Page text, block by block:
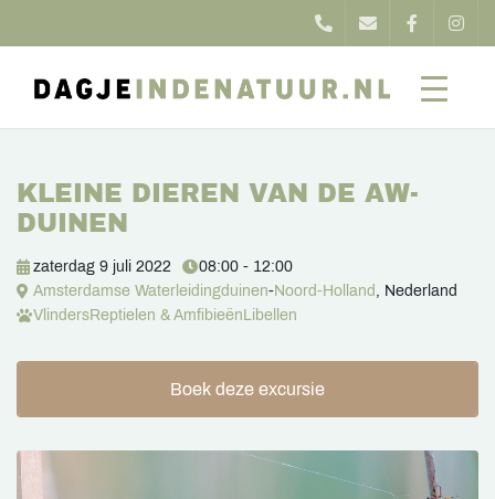
KLEINE DIEREN VAN DE AW-
DUINEN
zaterdag 9 juli 2022
08:00 - 12:00
Amsterdamse Waterleidingduinen-Noord-Holland , Nederland
VlindersReptielen & Amfibieën Libellen
Boek deze excursie